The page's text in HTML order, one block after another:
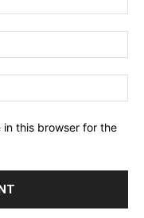
in this browser for the